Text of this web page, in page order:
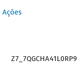
Ações